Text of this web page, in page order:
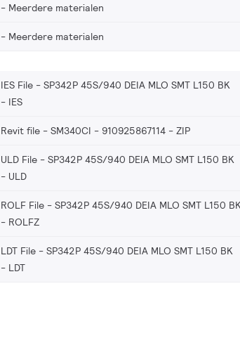
Meerdere materialen
Meerdere materialen
IES File - SP342P 45S/940 DEIA MLO SMT L150 BK
IES
Revit file - SM340CI - 910925867114 ZIP
ULD File - SP342P 45S/940 DEIA MLO SMT L150 BK
ULD
ROLF File - SP342P 45S/940 DEIA MLO SMT L150
ROLFZ
LDT File - SP342P 45S/940 DEIA MLO SMT L150 BK
LDT